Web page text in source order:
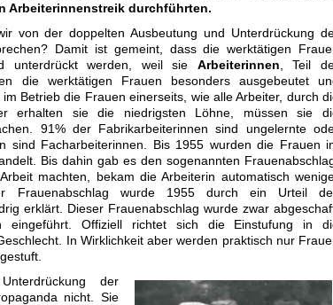
Arbeiterinnenstreik durchführten.
von der doppelten Ausbeutung und Unterdrückung
Damit ist gemeint, dass die werktätigen
unterdrückt werden, weil sie Arbeiterinnen , Teil
die werktätigen Frauen besonders ausgebeutet
Betrieb die Frauen einerseits, wie alle Arbeiter, durch
erhalten sie die niedrigsten Löhne, müssen sie
91% der Fabrikarbeiterinnen sind ungelernte
sind Facharbeiterinnen. Bis 1955 wurden die Frauen
Bis dahin gab es den sogenannten
machten, bekam die Arbeiterin automatisch
Frauenabschlag wurde 1955 durch ein Urteil
erklärt. Dieser Frauenabschlag wurde zwar
eingeführt. Offiziell richtet sich die Einstufung in
In Wirklichkeit aber werden praktisch nur
der
nicht. Sie